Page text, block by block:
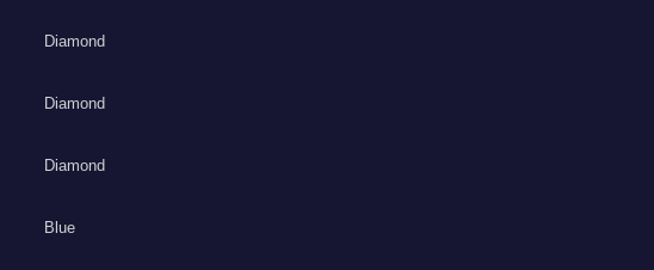
Diamond
Diamond
Diamond
Blue